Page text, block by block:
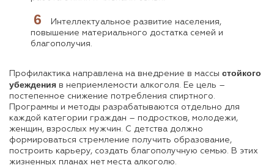
Интеллектуальное развитие населения,
повышение материального достатка семей и
благополучия.
Профилактика направлена на внедрение в массы стойкого
убеждения в неприемлемости алкоголя. Ее цель –
постепенное снижение потребления спиртного.
Программы и методы разрабатываются отдельно для
каждой категории граждан – подростков, молодежи,
женщин, взрослых мужчин. С детства должно
формироваться стремление получить образование,
построить карьеру, создать благополучную семью. В этих
жизненных планах нет места алкоголю.